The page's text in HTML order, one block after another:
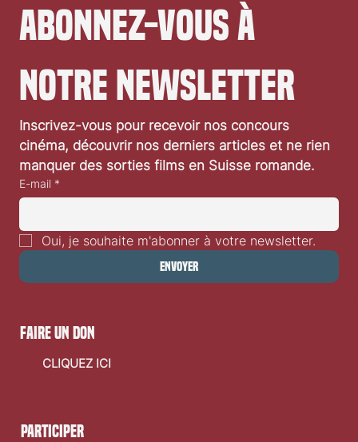
Une nouvelle version de L'Affaire Thomas Crown
en 2027 teaser
Abonnez-vous à
notre newsletter
Inscrivez-vous pour recevoir nos concours
cinéma, découvrir nos derniers articles et ne rien
manquer des sorties films en Suisse romande.
E-mail *
Oui, je souhaite m'abonner à votre newsletter.
Envoyer
Participer
faire un don
CLIQUEZ ICI